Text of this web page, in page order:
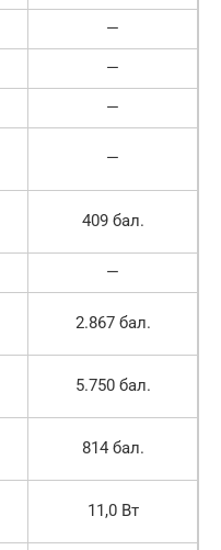
—
—
—
—
409 бал.
—
2.867 бал.
5.750 бал.
814 бал.
11,0 Вт